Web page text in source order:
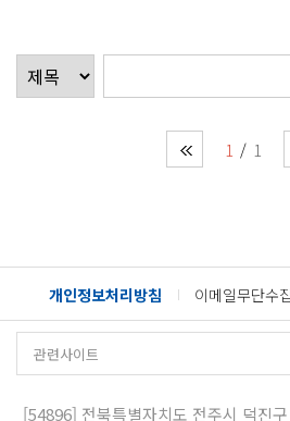
1 1
개인정보처리방침 이메일무단수
[54896] 전북특별자치도 전주시 덕진